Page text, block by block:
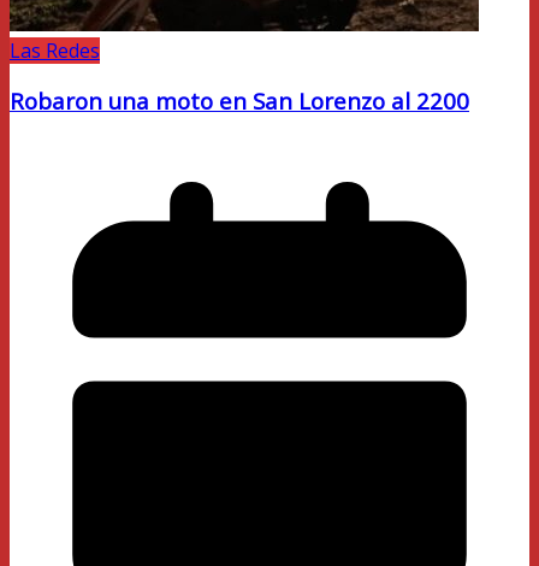
Las Redes
Robaron una moto en San Lorenzo al 2200